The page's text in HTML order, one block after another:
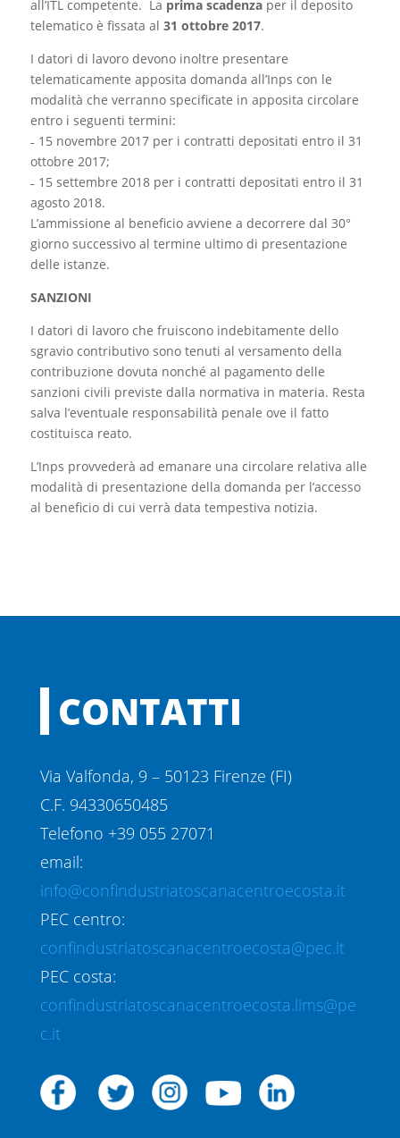
all’ITL competente. La prima scadenzaper il deposito
telematico è fissata al 31 ottobre 2017.
I datori di lavoro devono inoltre presentare
telematicamente apposita domanda all’Inps con le
modalità che verranno specificate in apposita circolare
entro i seguenti termini:
˗ 15 novembre 2017 per i contratti depositati entro il 31
ottobre 2017;
˗ 15 settembre 2018 per i contratti depositati entro il 31
agosto 2018.
L’ammissione al beneficio avviene a decorrere dal 30°
giorno successivo al termine ultimo di presentazione
delle istanze.
SANZIONI
I datori di lavoro che fruiscono indebitamente dello
sgravio contributivo sono tenuti al versamento della
contribuzione dovuta nonché al pagamento delle
sanzioni civili previste dalla normativa in materia. Resta
salva l’eventuale responsabilità penale ove il fatto
costituisca reato.
L’Inps provvederà ad emanare una circolare relativa alle
modalità di presentazione della domanda per l’accesso
al beneficio di cui verrà data tempestiva notizia.
CONTATTI
Via Valfonda, 9 – 50123 Firenze (FI)
C.F. 94330650485
Telefono +39 055 27071
email:
info@confindustriatoscanacentroecosta.it
PEC centro:
confindustriatoscanacentroecosta@pec.it
PEC costa:
confindustriatoscanacentroecosta.lims@pe
c.it